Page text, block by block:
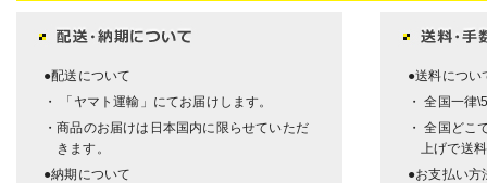
●配送について
・ 「ヤマト運輸」にてお届けします。
・商品のお届けは日本国内に限らせていただ
きます。
●納期について
●送料につい
・ 全国一律
・ 全国どこ
上げで送
●お支払い方